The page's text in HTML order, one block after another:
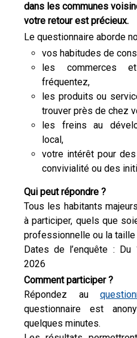
dans les communes
votre retour est précieux.
Le questionnaire aborde
vos habitudes de
les commerces
fréquentez,
les produits ou
trouver près de chez
les freins au
local,
votre intérêt pour
convivialité ou des
Qui peut répondre ?
Tous les habitants
à participer, quels que
professionnelle ou la taille
Dates de l’enquête :
2026
Comment participer ?
Répondez au
questionnaire est
quelques minutes.